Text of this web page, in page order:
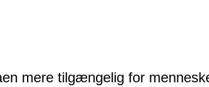
mere tilgængelig for